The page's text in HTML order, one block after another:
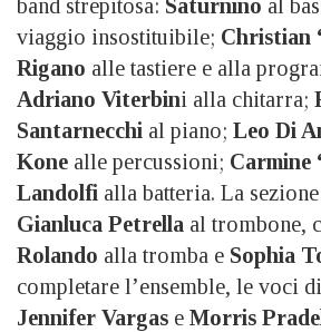
band strepitosa: Saturnino al
viaggio insostituibile; Christian
Rigano alle tastiere e alla
Adriano Viterbini alla chitarra;
Santarnecchi al piano; Leo Di
Kone alle percussioni; Carmine
Landolfi alla batteria. La
Gianluca Petrella al trombone,
Rolando alla tromba e Sophia
completare l’ensemble, le voci di
Jennifer Vargas e Morris